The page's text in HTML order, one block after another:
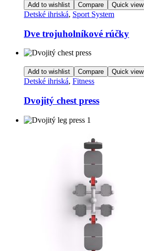
Add to wishlist Compare Quick view
Detské ihriská, Sport System
Dve trojuholníkové rúčky
Add to wishlist Compare Quick view
Detské ihriská, Fitness
Dvojitý chest press